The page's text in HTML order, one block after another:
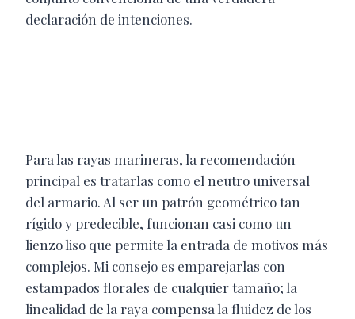
declaración de intenciones.
Para las rayas marineras, la recomendación
principal es tratarlas como el neutro universal
del armario. Al ser un patrón geométrico tan
rígido y predecible, funcionan casi como un
lienzo liso que permite la entrada de motivos más
complejos. Mi consejo es emparejarlas con
estampados florales de cualquier tamaño; la
linealidad de la raya compensa la fluidez de los